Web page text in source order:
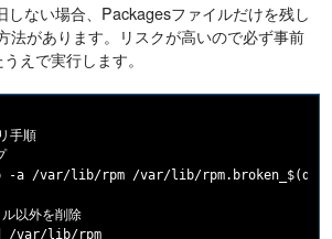
ない場合、Packagesファイルだけを残し
法があります。リスクが高いので必ず事前
えで実行します。
手順
-a /var/lib/rpm /var/lib/rpm.broken_$(date
以外を削除
/var/lib/rpm